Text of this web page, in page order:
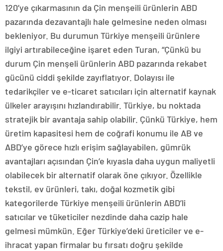
120’ye çıkarmasının da Çin menşeili ürünlerin ABD
pazarında dezavantajlı hale gelmesine neden olması
bekleniyor. Bu durumun Türkiye menşeili ürünlere
ilgiyi artırabileceğine işaret eden Turan, “Çünkü bu
durum Çin menşeli ürünlerin ABD pazarında rekabet
gücünü ciddi şekilde zayıflatıyor. Dolayısı ile
tedarikçiler ve e-ticaret satıcıları için alternatif kaynak
ülkeler arayışını hızlandırabilir. Türkiye, bu noktada
stratejik bir avantaja sahip olabilir. Çünkü Türkiye, hem
üretim kapasitesi hem de coğrafi konumu ile AB ve
ABD’ye görece hızlı erişim sağlayabilen, gümrük
avantajları açısından Çin’e kıyasla daha uygun maliyetli
olabilecek bir alternatif olarak öne çıkıyor. Özellikle
tekstil, ev ürünleri, takı, doğal kozmetik gibi
kategorilerde Türkiye menşeili ürünlerin ABD’li
satıcılar ve tüketiciler nezdinde daha cazip hale
gelmesi mümkün. Eğer Türkiye’deki üreticiler ve e-
ihracat yapan firmalar bu fırsatı doğru şekilde